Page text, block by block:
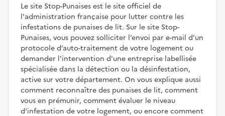
Le site Stop-Punaises est le site officiel de
l'administration française pour lutter contre les
infestations de punaises de lit. Sur le site Stop-
Punaises, vous pouvez solliciter l’envoi par e-mail d’un
protocole d’auto-traitement de votre logement ou
demander l'intervention d'une entreprise labellisée
spécialisée dans la détection ou la désinfestation,
active sur votre département. On vous explique aussi
comment reconnaître des punaises de lit, comment
vous en prémunir, comment évaluer le niveau
d’infestation de votre logement, ou encore comment